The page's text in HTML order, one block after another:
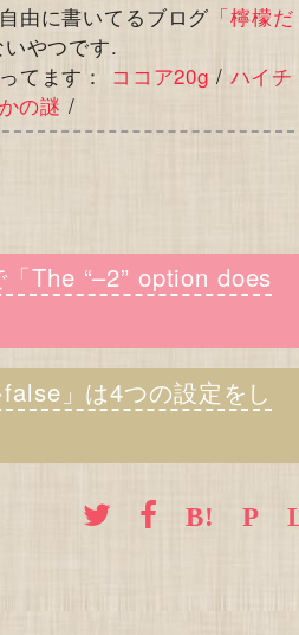
由に書いてるブログ 「檸檬だ
やつです.
てます： ココア20g / ハイチ
の謎 /
The “–2” option does
」は4つの設定をし